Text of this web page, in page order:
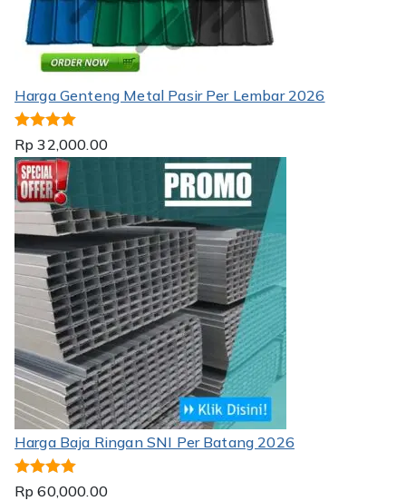
Harga Genteng Metal Pasir Per Lembar 2026
Dinilai 5.00
dari 5
Rp 32,000.00
Harga Baja Ringan SNI Per Batang 2026
Dinilai 5.00
Rp 60,000.00